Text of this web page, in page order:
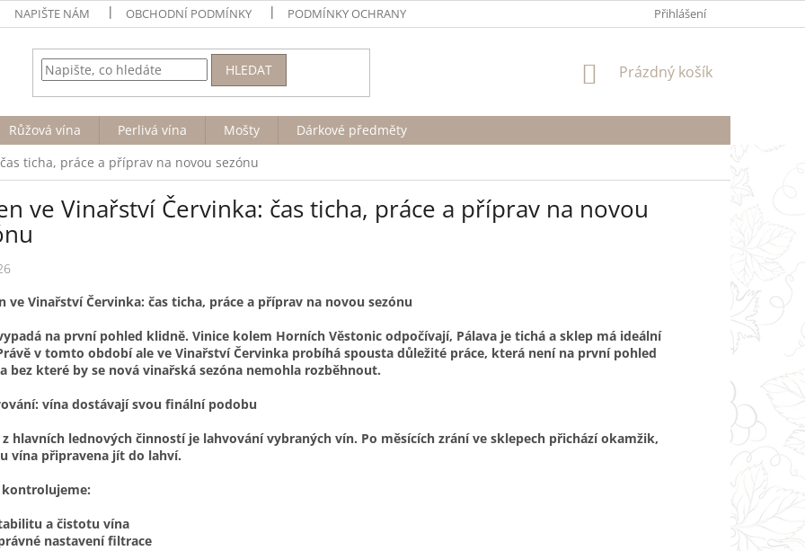
NAPIŠTE NÁM OBCHODNÍ PODMÍNKY PODMÍNKY OCHRANY OSOBNÍCH ÚDAJŮ DOPRAVA A PLATEBNÍ PODMÍNKY
Přihlášení
HLEDAT
NÁKUPNÍ
Prázdný košík
Růžová vína Perlivá vína Mošty
Dárkové předměty
ticha, práce a příprav na novou sezónu
ve Vinařství Červinka: čas ticha, práce a příprav na novou
ve Vinařství Červinka: čas ticha, práce a příprav na novou sezónu
na první pohled klidně. Vinice kolem Horních Věstonic odpočívají, Pálava je tichá a sklep má ideální
v tomto období ale ve Vinařství Červinka probíhá spousta důležité práce, která není na první pohled
bez které by se nová vinařská sezóna nemohla rozběhnout.
vína dostávají svou finální podobu
z hlavních lednových činností je lahvování vybraných vín. Po měsících zrání ve sklepech přichází okamžik,
vína připravena jít do lahví.
kontrolujeme:
a čistotu vína
nastavení filtrace